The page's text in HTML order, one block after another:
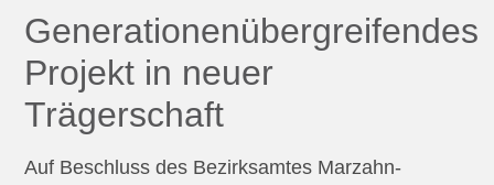
Generationenübergreifendes
Projekt in neuer
Trägerschaft
Auf Beschluss des Bezirksamtes Marzahn-